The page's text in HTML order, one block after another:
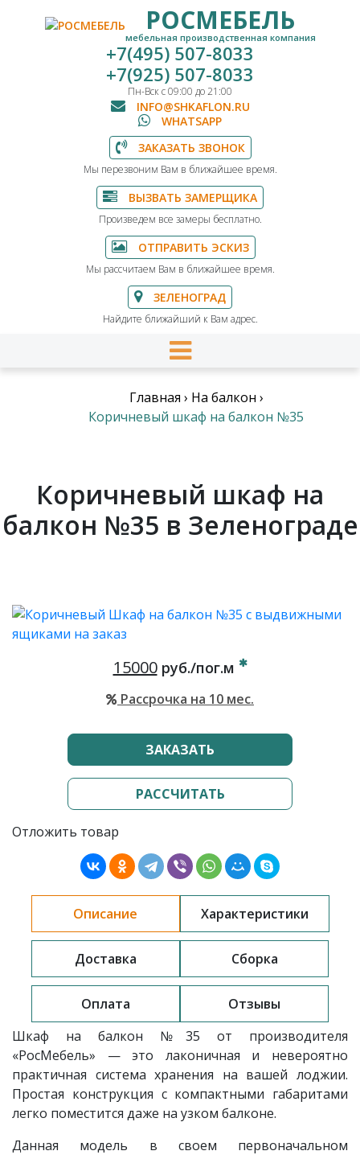
РОСМЕБЕЛЬ
мебельная производственная компания
+7(495) 507-8033
+7(925) 507-8033
Пн-Вск с 09:00 до 21:00
INFO@SHKAFLON.RU
WHATSAPP
ЗАКАЗАТЬ ЗВОНОК
Мы перезвоним Вам в ближайшее время.
ВЫЗВАТЬ ЗАМЕРЩИКА
Произведем все замеры бесплатно.
ОТПРАВИТЬ ЭСКИЗ
Мы рассчитаем Вам в ближайшее время.
ЗЕЛЕНОГРАД
Найдите ближайший к Вам адрес.
Главная › На балкон ›
Коричневый шкаф на балкон №35
Коричневый шкаф на
балкон №35 в Зеленограде
15000руб./пог.м
Рассрочка на 10 мес.
ЗАКАЗАТЬ
РАССЧИТАТЬ
Отложить товар
Описание Характеристики
Доставка Сборка
Оплата
Отзывы
Шкаф на балкон №35 от производителя
«РосМебель» — это лаконичная и невероятно
практичная система хранения на вашей лоджии.
Простая конструкция с компактными габаритами
легко поместится даже на узком балконе.
Данная модель в своем первоначальном